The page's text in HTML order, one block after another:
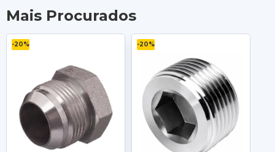
Mais Procurados
-20% -20%